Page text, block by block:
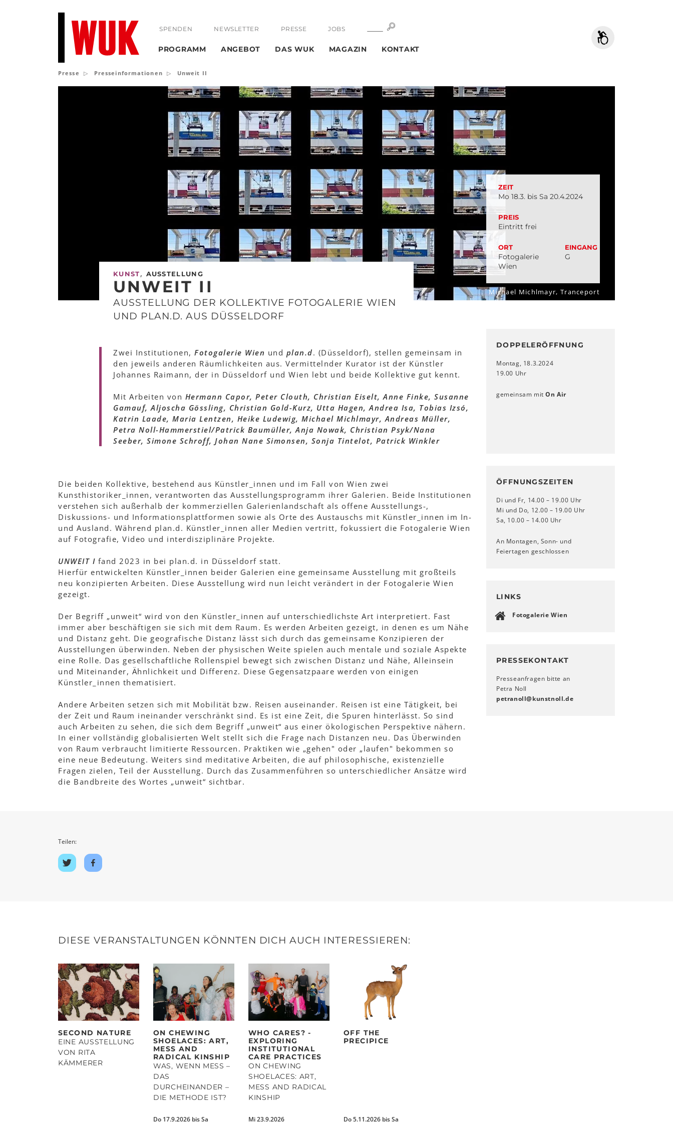
SPENDEN NEWSLETTER PRESSE JOBS SUCHE
PROGRAMM ANGEBOT DAS WUK MAGAZIN KONTAKT
Presse Presseinformationen Unweit II
ZEIT
Mo 18.3. bis Sa 20.4.2024
PREIS
Eintritt frei
ORT
Fotogalerie
Wien
EINGANG
G
Michael Michlmayr, Tranceport
KUNST, AUSSTELLUNG
UNWEIT II
AUSSTELLUNG DER KOLLEKTIVE FOTOGALERIE WIEN
UND PLAN.D. AUS DÜSSELDORF
Zwei Institutionen, Fotogalerie Wien und plan.d. (Düsseldorf), stellen gemeinsam in
den jeweils anderen Räumlichkeiten aus. Vermittelnder Kurator ist der Künstler
Johannes Raimann, der in Düsseldorf und Wien lebt und beide Kollektive gut kennt.
Mit Arbeiten von Hermann Capor, Peter Clouth, Christian Eiselt, Anne Finke, Susanne
Gamauf, Aljoscha Gössling, Christian Gold-Kurz, Utta Hagen, Andrea Isa, Tobias Izsó,
Katrin Laade, Maria Lentzen, Heike Ludewig, Michael Michlmayr, Andreas Müller,
Petra Noll-Hammerstiel/Patrick Baumüller, Anja Nowak, Christian Psyk/Nana
Seeber, Simone Schroff, Johan Nane Simonsen, Sonja Tintelot, Patrick Winkler
Die beiden Kollektive, bestehend aus Künstler_innen und im Fall von Wien zwei
Kunsthistoriker_innen, verantworten das Ausstellungsprogramm ihrer Galerien. Beide Institutionen
verstehen sich außerhalb der kommerziellen Galerienlandschaft als offene Ausstellungs-,
Diskussions- und Informationsplattformen sowie als Orte des Austauschs mit Künstler_innen im In-
und Ausland. Während plan.d. Künstler_innen aller Medien vertritt, fokussiert die Fotogalerie Wien
auf Fotografie, Video und interdisziplinäre Projekte.
UNWEIT I fand 2023 in bei plan.d. in Düsseldorf statt.
Hierfür entwickelten Künstler_innen beider Galerien eine gemeinsame Ausstellung mit großteils
neu konzipierten Arbeiten. Diese Ausstellung wird nun leicht verändert in der Fotogalerie Wien
gezeigt.
Der Begriff „unweit“ wird von den Künstler_innen auf unterschiedlichste Art interpretiert. Fast
immer aber beschäftigen sie sich mit dem Raum. Es werden Arbeiten gezeigt, in denen es um Nähe
und Distanz geht. Die geografische Distanz lässt sich durch das gemeinsame Konzipieren der
Ausstellungen überwinden. Neben der physischen Weite spielen auch mentale und soziale Aspekte
eine Rolle. Das gesellschaftliche Rollenspiel bewegt sich zwischen Distanz und Nähe, Alleinsein
und Miteinander, Ähnlichkeit und Differenz. Diese Gegensatzpaare werden von einigen
Künstler_innen thematisiert.
Andere Arbeiten setzen sich mit Mobilität bzw. Reisen auseinander. Reisen ist eine Tätigkeit, bei
der Zeit und Raum ineinander verschränkt sind. Es ist eine Zeit, die Spuren hinterlässt. So sind
auch Arbeiten zu sehen, die sich dem Begriff „unweit“ aus einer ökologischen Perspektive nähern.
In einer vollständig globalisierten Welt stellt sich die Frage nach Distanzen neu. Das Überwinden
von Raum verbraucht limitierte Ressourcen. Praktiken wie „gehen" oder „laufen" bekommen so
eine neue Bedeutung. Weiters sind meditative Arbeiten, die auf philosophische, existenzielle
Fragen zielen, Teil der Ausstellung. Durch das Zusammenführen so unterschiedlicher Ansätze wird
die Bandbreite des Wortes „unweit“ sichtbar.
DOPPELERÖFFNUNG
Montag, 18.3.2024
19.00 Uhr
gemeinsam mitOn Air
ÖFFNUNGSZEITEN
Di und Fr, 14.00 – 19.00 Uhr
Mi und Do, 12.00 – 19.00 Uhr
Sa, 10.00 – 14.00 Uhr
An Montagen, Sonn- und
Feiertagen geschlossen
LINKS
Fotogalerie Wien
PRESSEKONTAKT
Presseanfragen bitte an
Petra Noll
petranoll@kunstnoll.de
Teilen:
Auf
Twitter
Auf
Facebook
DIESE VERANSTALTUNGEN KÖNNTEN DICH AUCH INTERESSIEREN:
SECOND NATURE
EINE AUSSTELLUNG
VON RITA
KÄMMERER
ON CHEWING
SHOELACES: ART,
MESS AND
RADICAL KINSHIP
WAS, WENN MESS –
DAS
DURCHEINANDER –
DIE METHODE IST?
Do 17.9.2026 bis Sa
WHO CARES? -
EXPLORING
INSTITUTIONAL
CARE PRACTICES
ON CHEWING
SHOELACES: ART,
MESS AND RADICAL
KINSHIP
Mi 23.9.2026
OFF THE
PRECIPICE
Do 5.11.2026 bis Sa